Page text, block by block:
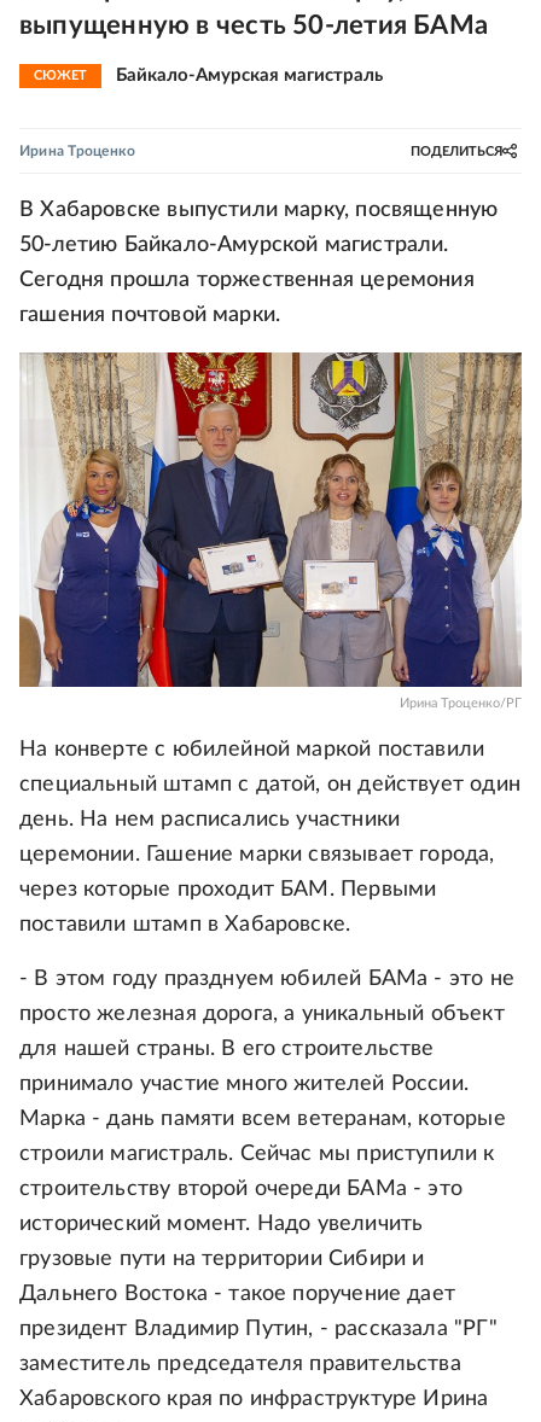
выпущенную в честь 50-летия БАМа
СЮЖЕТ Байкало-Амурская магистраль
Ирина Троценко ПОДЕЛИТЬСЯ
В Хабаровске выпустили марку, посвященную
50-летию Байкало-Амурской магистрали.
Сегодня прошла торжественная церемония
гашения почтовой марки.
Ирина Троценко/РГ
На конверте с юбилейной маркой поставили
специальный штамп с датой, он действует один
день. На нем расписались участники
церемонии. Гашение марки связывает города,
через которые проходит БАМ. Первыми
поставили штамп в Хабаровске.
- В этом году празднуем юбилей БАМа - это не
просто железная дорога, а уникальный объект
для нашей страны. В его строительстве
принимало участие много жителей России.
Марка - дань памяти всем ветеранам, которые
строили магистраль. Сейчас мы приступили к
строительству второй очереди БАМа - это
исторический момент. Надо увеличить
грузовые пути на территории Сибири и
Дальнего Востока - такое поручение дает
президент Владимир Путин, - рассказала "РГ"
заместитель председателя правительства
Хабаровского края по инфраструктуре Ирина